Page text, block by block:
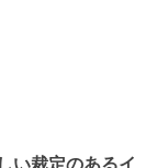
い裁定のあるイ